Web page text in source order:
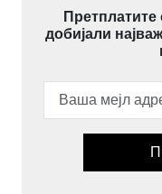
добијали